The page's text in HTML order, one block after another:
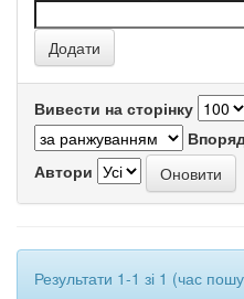
Вивести на сторінку
Автори
Результати 1-1 зі 1 (час